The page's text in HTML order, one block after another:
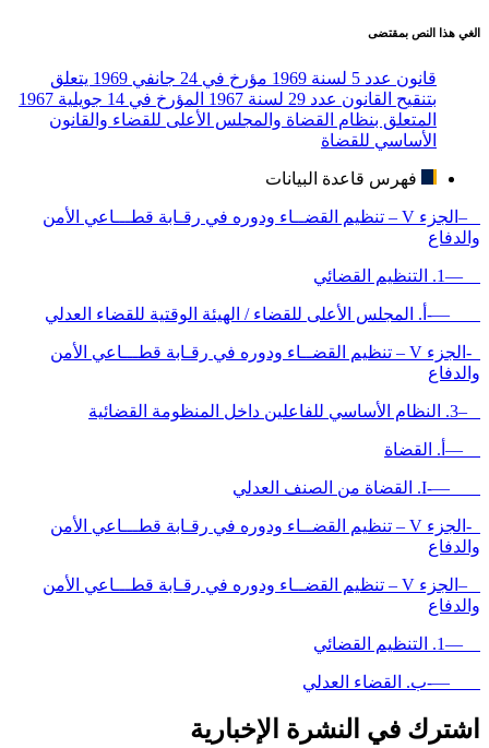
الغي هذا النص بمقتضى
قانون عدد 5 لسنة 1969 مؤرخ في 24 جانفي 1969 يتعلق
بتنقيح القانون عدد 29 لسنة 1967 المؤرخ في 14 جويلية 1967
المتعلق بنظام القضاة والمجلس الأعلى للقضاء والقانون
الأساسي للقضاة
فهرس قاعدة البيانات
–الجزء V – تنظيم القضــاء ودوره في رقـابة قطـــاعي الأمن
والدفاع
—1. التنظيم القضائي
—-أ. المجلس الأعلى للقضاء / الهيئة الوقتية للقضاء العدلي
-الجزء V – تنظيم القضــاء ودوره في رقـابة قطـــاعي الأمن
والدفاع
–3. النظام الأساسي للفاعلين داخل المنظومة القضائية
—أ. القضاة
—-I. القضاة من الصنف العدلي
-الجزء V – تنظيم القضــاء ودوره في رقـابة قطـــاعي الأمن
والدفاع
–الجزء V – تنظيم القضــاء ودوره في رقـابة قطـــاعي الأمن
والدفاع
—1. التنظيم القضائي
—-ب. القضاء العدلي
اشترك في النشرة الإخبارية